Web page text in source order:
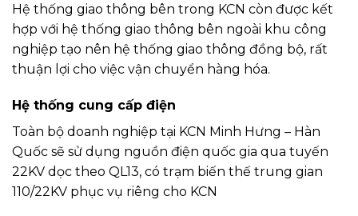
Hệ thống giao thông bên trong KCN còn được kết
hợp với hệ thống giao thông bên ngoài khu công
nghiệp tạo nên hệ thống giao thông đồng bộ, rất
thuận lợi cho việc vận chuyển hàng hóa.
Hệ thống cung cấp điện
Toàn bộ doanh nghiệp tại KCN Minh Hưng – Hàn
Quốc sẽ sử dụng nguồn điện quốc gia qua tuyến
22KV dọc theo QL13, có trạm biến thế trung gian
110/22KV phục vụ riêng cho KCN